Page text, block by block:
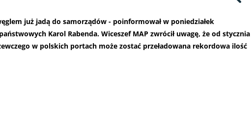
już jadą do samorządów - poinformował w poniedziałek
Karol Rabenda. Wiceszef MAP zwrócił uwagę, że od stycznia
w polskich portach może zostać przeładowana rekordowa ilość